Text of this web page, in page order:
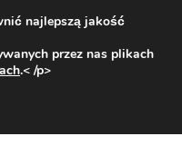
31 zł
800 003 167
najlepszą jakość
przez nas plikach
.< /p>